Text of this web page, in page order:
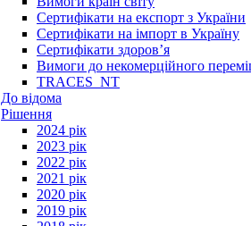
Сертифікати на експорт з України
Сертифікати на імпорт в Україну
Сертифікати здоров’я
Вимоги до некомерційного
TRACES_NT
До відома
Рішення
2024 рік
2023 рік
2022 рік
2021 рік
2020 рік
2019 рік